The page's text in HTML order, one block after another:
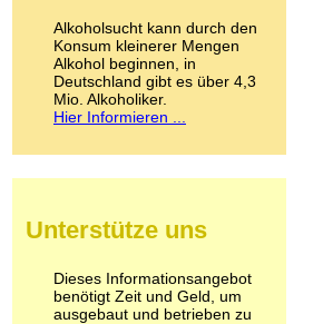
LSD
Marihuana
Medikamente
Meskalin
Metamphetamin
Methadon
Pilze
Psychopharmaka
Schlafmittel
Schmerzmittel
Alkoholsucht kann durch den
Konsum kleinerer Mengen
Alkohol beginnen, in
Deutschland gibt es über 4,3
Mio. Alkoholiker.
Hier Informieren ...
Unterstütze uns
Dieses Informationsangebot
benötigt Zeit und Geld, um
ausgebaut und betrieben zu